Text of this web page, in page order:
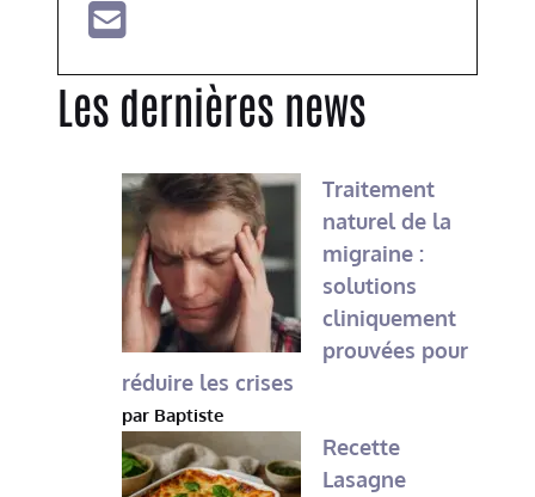
Les dernières news
Traitement
naturel de la
migraine :
solutions
cliniquement
prouvées pour
réduire les crises
par Baptiste
Recette
Lasagne